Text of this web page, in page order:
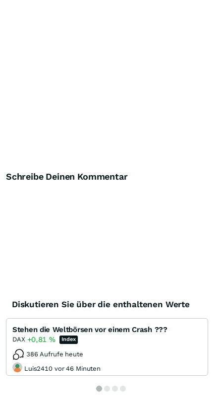
Schreibe Deinen Kommentar
Diskutieren Sie über die enthaltenen Werte
Stehen die Weltbörsen vor einem Crash ???
DAX +0,81 % Index
386 Aufrufe heute
Luis2410 vor 46 Minuten